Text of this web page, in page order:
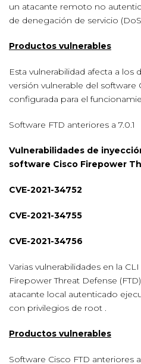
un atacante remoto no
de denegación de servicio
Productos vulnerables
Esta vulnerabilidad afecta a los
versión vulnerable del software
configurada para el
Software FTD anteriores a 7.0.1
Vulnerabilidades de
software Cisco Firepower
CVE-2021-34752
CVE-2021-34755
CVE-2021-34756
Varias vulnerabilidades en la
Firepower Threat Defense
atacante local autenticado
con privilegios de root .
Productos vulnerables
Software Cisco FTD anteriores a